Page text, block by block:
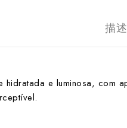
描述
hidratada e luminosa,